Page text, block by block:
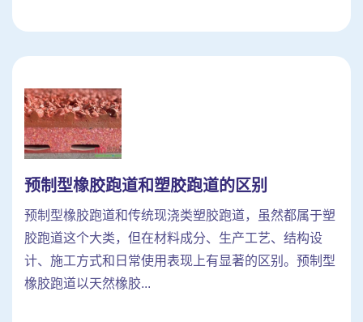
预制型橡胶跑道和塑胶跑道的区别
预制型橡胶跑道和传统现浇类塑胶跑道，虽然都属于塑
胶跑道这个大类，但在材料成分、生产工艺、结构设
计、施工方式和日常使用表现上有显著的区别。预制型
橡胶跑道以天然橡胶...